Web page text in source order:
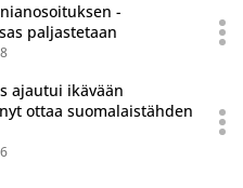
-
paljastetaan
ajautui ikävään
ottaa suomalaistähden